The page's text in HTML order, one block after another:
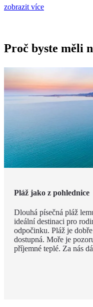
zobrazit více
Proč byste měli
Pláž jako z pohlednice
Dlouhá písečná pláž
ideální destinaci pro
odpočinku. Pláž je
dostupná. Moře je
příjemné teplé. Za nás